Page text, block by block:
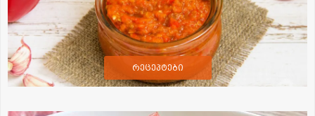
რეცეპტები